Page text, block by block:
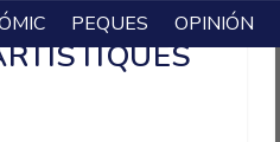
PEQUES OPINIÓN